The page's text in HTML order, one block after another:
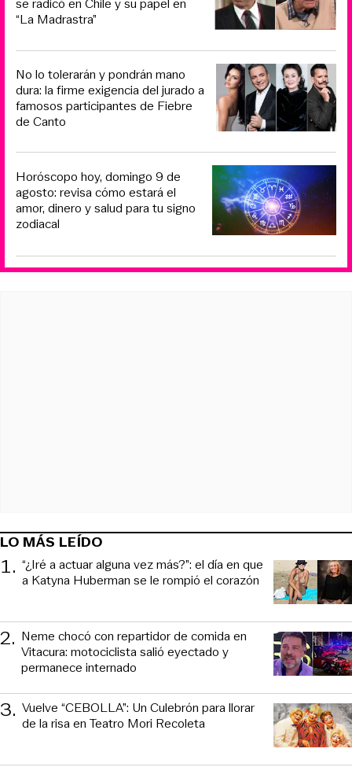
se radicó en Chile y su papel en
“La Madrastra”
No lo tolerarán y pondrán mano
dura: la firme exigencia del jurado a
famosos participantes de Fiebre
de Canto
Horóscopo hoy, domingo 9 de
agosto: revisa cómo estará el
amor, dinero y salud para tu signo
zodiacal
LO MÁS LEÍDO
1. “¿Iré a actuar alguna vez más?”: el día en que
a Katyna Huberman se le rompió el corazón
2. Neme chocó con repartidor de comida en
Vitacura: motociclista salió eyectado y
permanece internado
3. Vuelve “CEBOLLA”: Un Culebrón para llorar
de la risa en Teatro Mori Recoleta